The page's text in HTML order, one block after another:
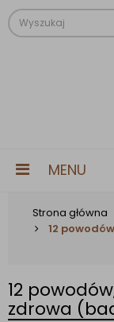
MENU
Strona główna
12
12
zdrowa